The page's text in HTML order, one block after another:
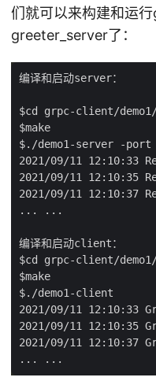
们就可以来构建和运
greeter_server了：